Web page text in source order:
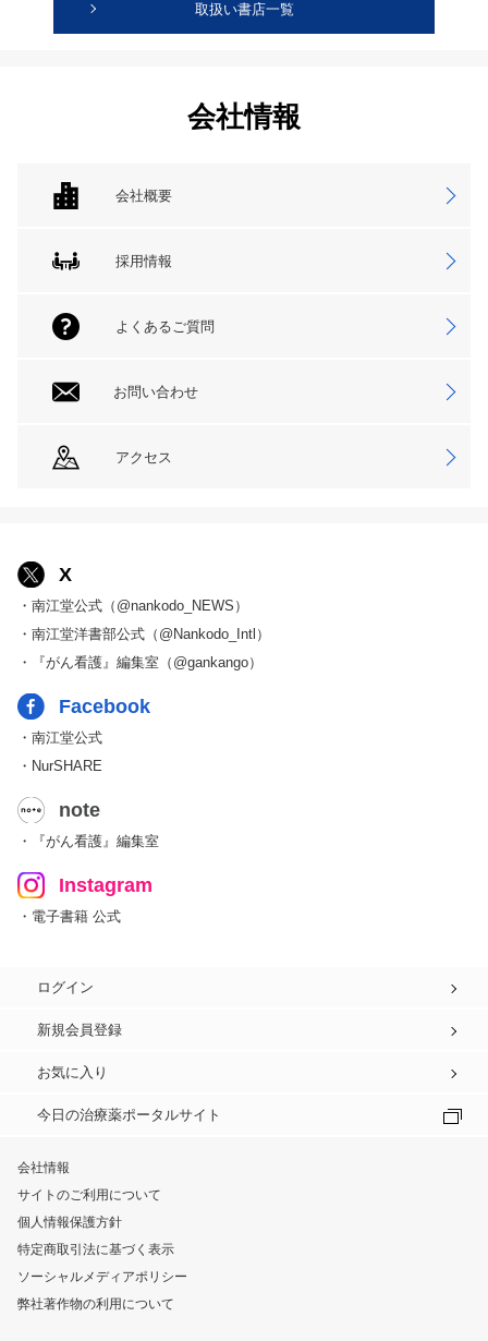
取扱い書店一覧
会社情報
会社概要
採用情報
よくあるご質問
お問い合わせ
アクセス
X
・南江堂公式（@nankodo_NEWS）
・南江堂洋書部公式（@Nankodo_Intl）
・『がん看護』編集室（@gankango）
Facebook
・南江堂公式
・NurSHARE
note
・『がん看護』編集室
Instagram
・電子書籍 公式
ログイン
新規会員登録
お気に入り
今日の治療薬ポータルサイト
会社情報
サイトのご利用について
個人情報保護方針
特定商取引法に基づく表示
ソーシャルメディアポリシー
弊社著作物の利用について